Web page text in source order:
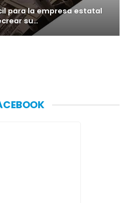
para la empresa estatal
su…